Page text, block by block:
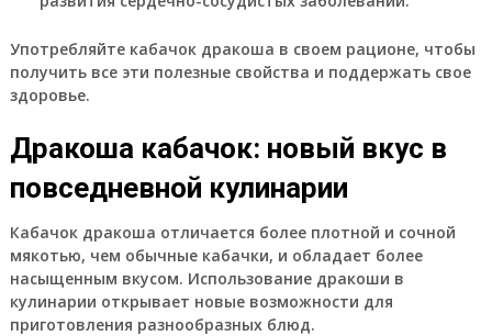
Употребляйте кабачок дракоша в своем рационе, чтобы
получить все эти полезные свойства и поддержать свое
здоровье.
Дракоша кабачок: новый вкус в
повседневной кулинарии
Кабачок дракоша отличается более плотной и сочной
мякотью, чем обычные кабачки, и обладает более
насыщенным вкусом. Использование дракоши в
кулинарии открывает новые возможности для
приготовления разнообразных блюд.